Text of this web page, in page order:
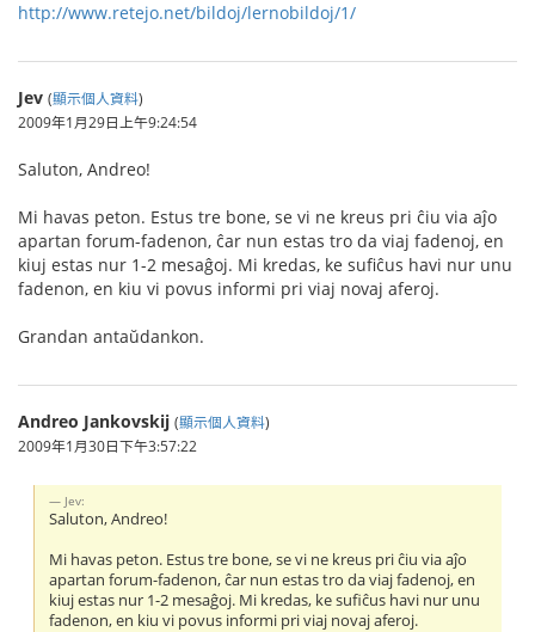
http://www.retejo.net/bildoj/lernobildoj/1/
Jev (顯示個人資料)
2009年1月29日上午9:24:54
Saluton, Andreo!
Mi havas peton. Estus tre bone, se vi ne kreus pri ĉiu via aĵo
apartan forum-fadenon, ĉar nun estas tro da viaj fadenoj, en
kiuj estas nur 1-2 mesaĝoj. Mi kredas, ke sufiĉus havi nur unu
fadenon, en kiu vi povus informi pri viaj novaj aferoj.
Grandan antaŭdankon.
Andreo Jankovskij (顯示個人資料)
2009年1月30日下午3:57:22
Jev:
Saluton, Andreo!
Mi havas peton. Estus tre bone, se vi ne kreus pri ĉiu via aĵo
apartan forum-fadenon, ĉar nun estas tro da viaj fadenoj, en
kiuj estas nur 1-2 mesaĝoj. Mi kredas, ke sufiĉus havi nur unu
fadenon, en kiu vi povus informi pri viaj novaj aferoj.